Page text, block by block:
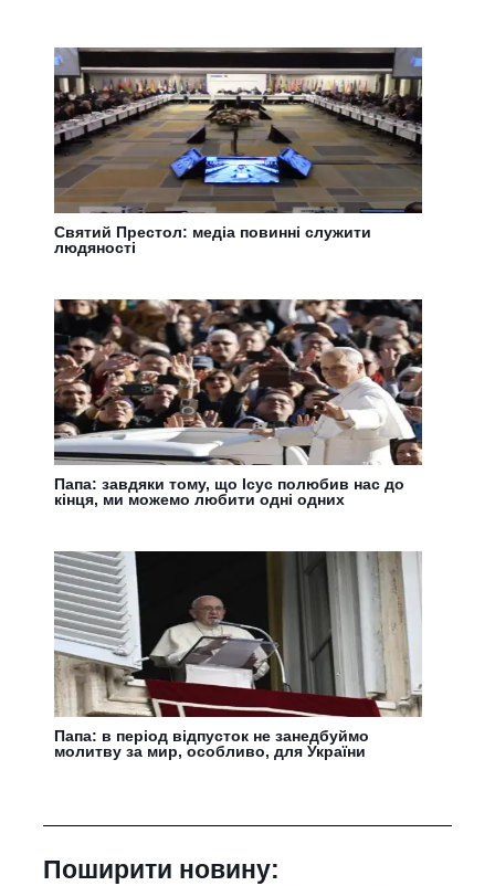
Святий Престол: медіа повинні служити
людяності
Папа: завдяки тому, що Ісус полюбив нас до
кінця, ми можемо любити одні одних
Папа: в період відпусток не занедбуймо
молитву за мир, особливо, для України
Поширити новину: